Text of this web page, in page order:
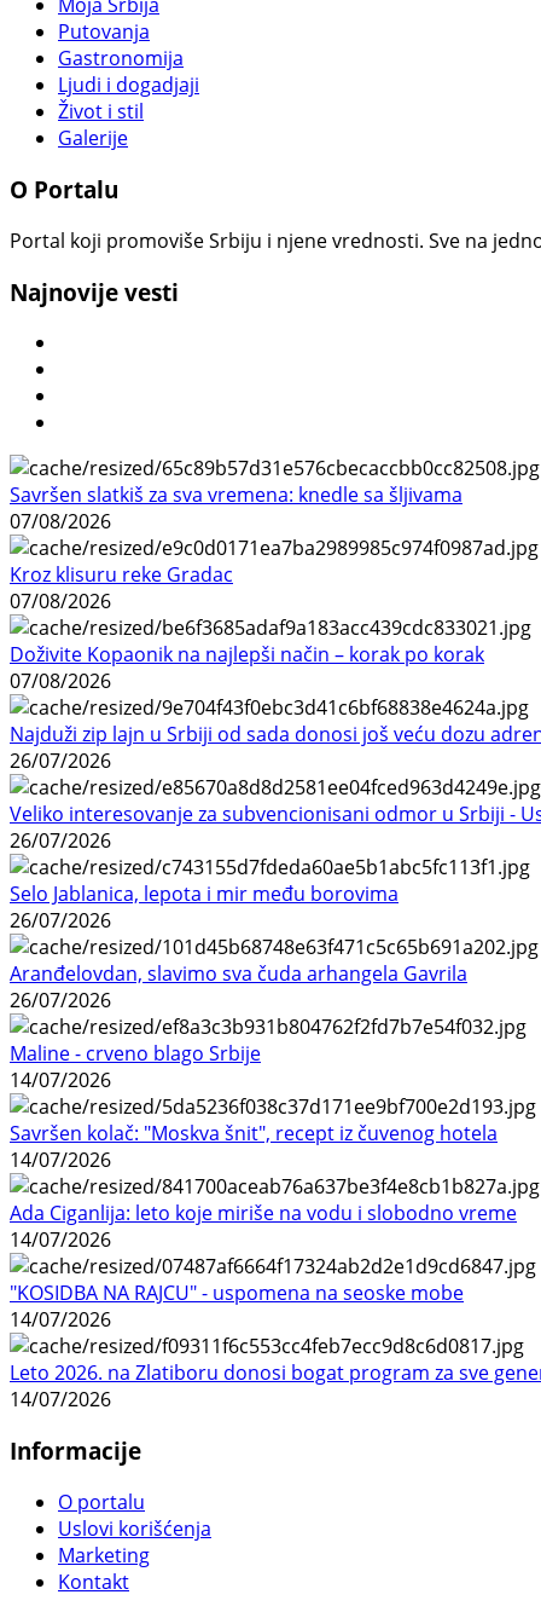
Moja Srbija
Putovanja
Gastronomija
Ljudi i dogadjaji
Život i stil
Galerije
O Portalu
Portal koji promoviše Srbiju i njene vrednosti. Sve na
Najnovije vesti
Savršen slatkiš za sva vremena: knedle sa šljivama
07/08/2026
Kroz klisuru reke Gradac
07/08/2026
Doživite Kopaonik na najlepši način – korak po korak
07/08/2026
Najduži zip lajn u Srbiji od sada donosi još veću dozu
26/07/2026
Veliko interesovanje za subvencionisani odmor u Srbiji -
26/07/2026
Selo Jablanica, lepota i mir među borovima
26/07/2026
Aranđelovdan, slavimo sva čuda arhangela Gavrila
26/07/2026
Maline - crveno blago Srbije
14/07/2026
Savršen kolač: "Moskva šnit", recept iz čuvenog hotela
14/07/2026
Ada Ciganlija: leto koje miriše na vodu i slobodno vreme
14/07/2026
"KOSIDBA NA RAJCU" - uspomena na seoske mobe
14/07/2026
Leto 2026. na Zlatiboru donosi bogat program za sve
14/07/2026
Informacije
O portalu
Uslovi korišćenja
Marketing
Kontakt